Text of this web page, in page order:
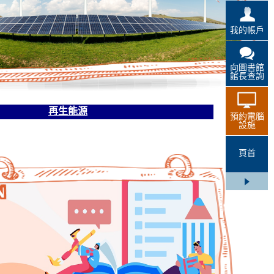
我的帳戶
向圖書館
館長查詢
預約電腦
設施
頁首
再生能源